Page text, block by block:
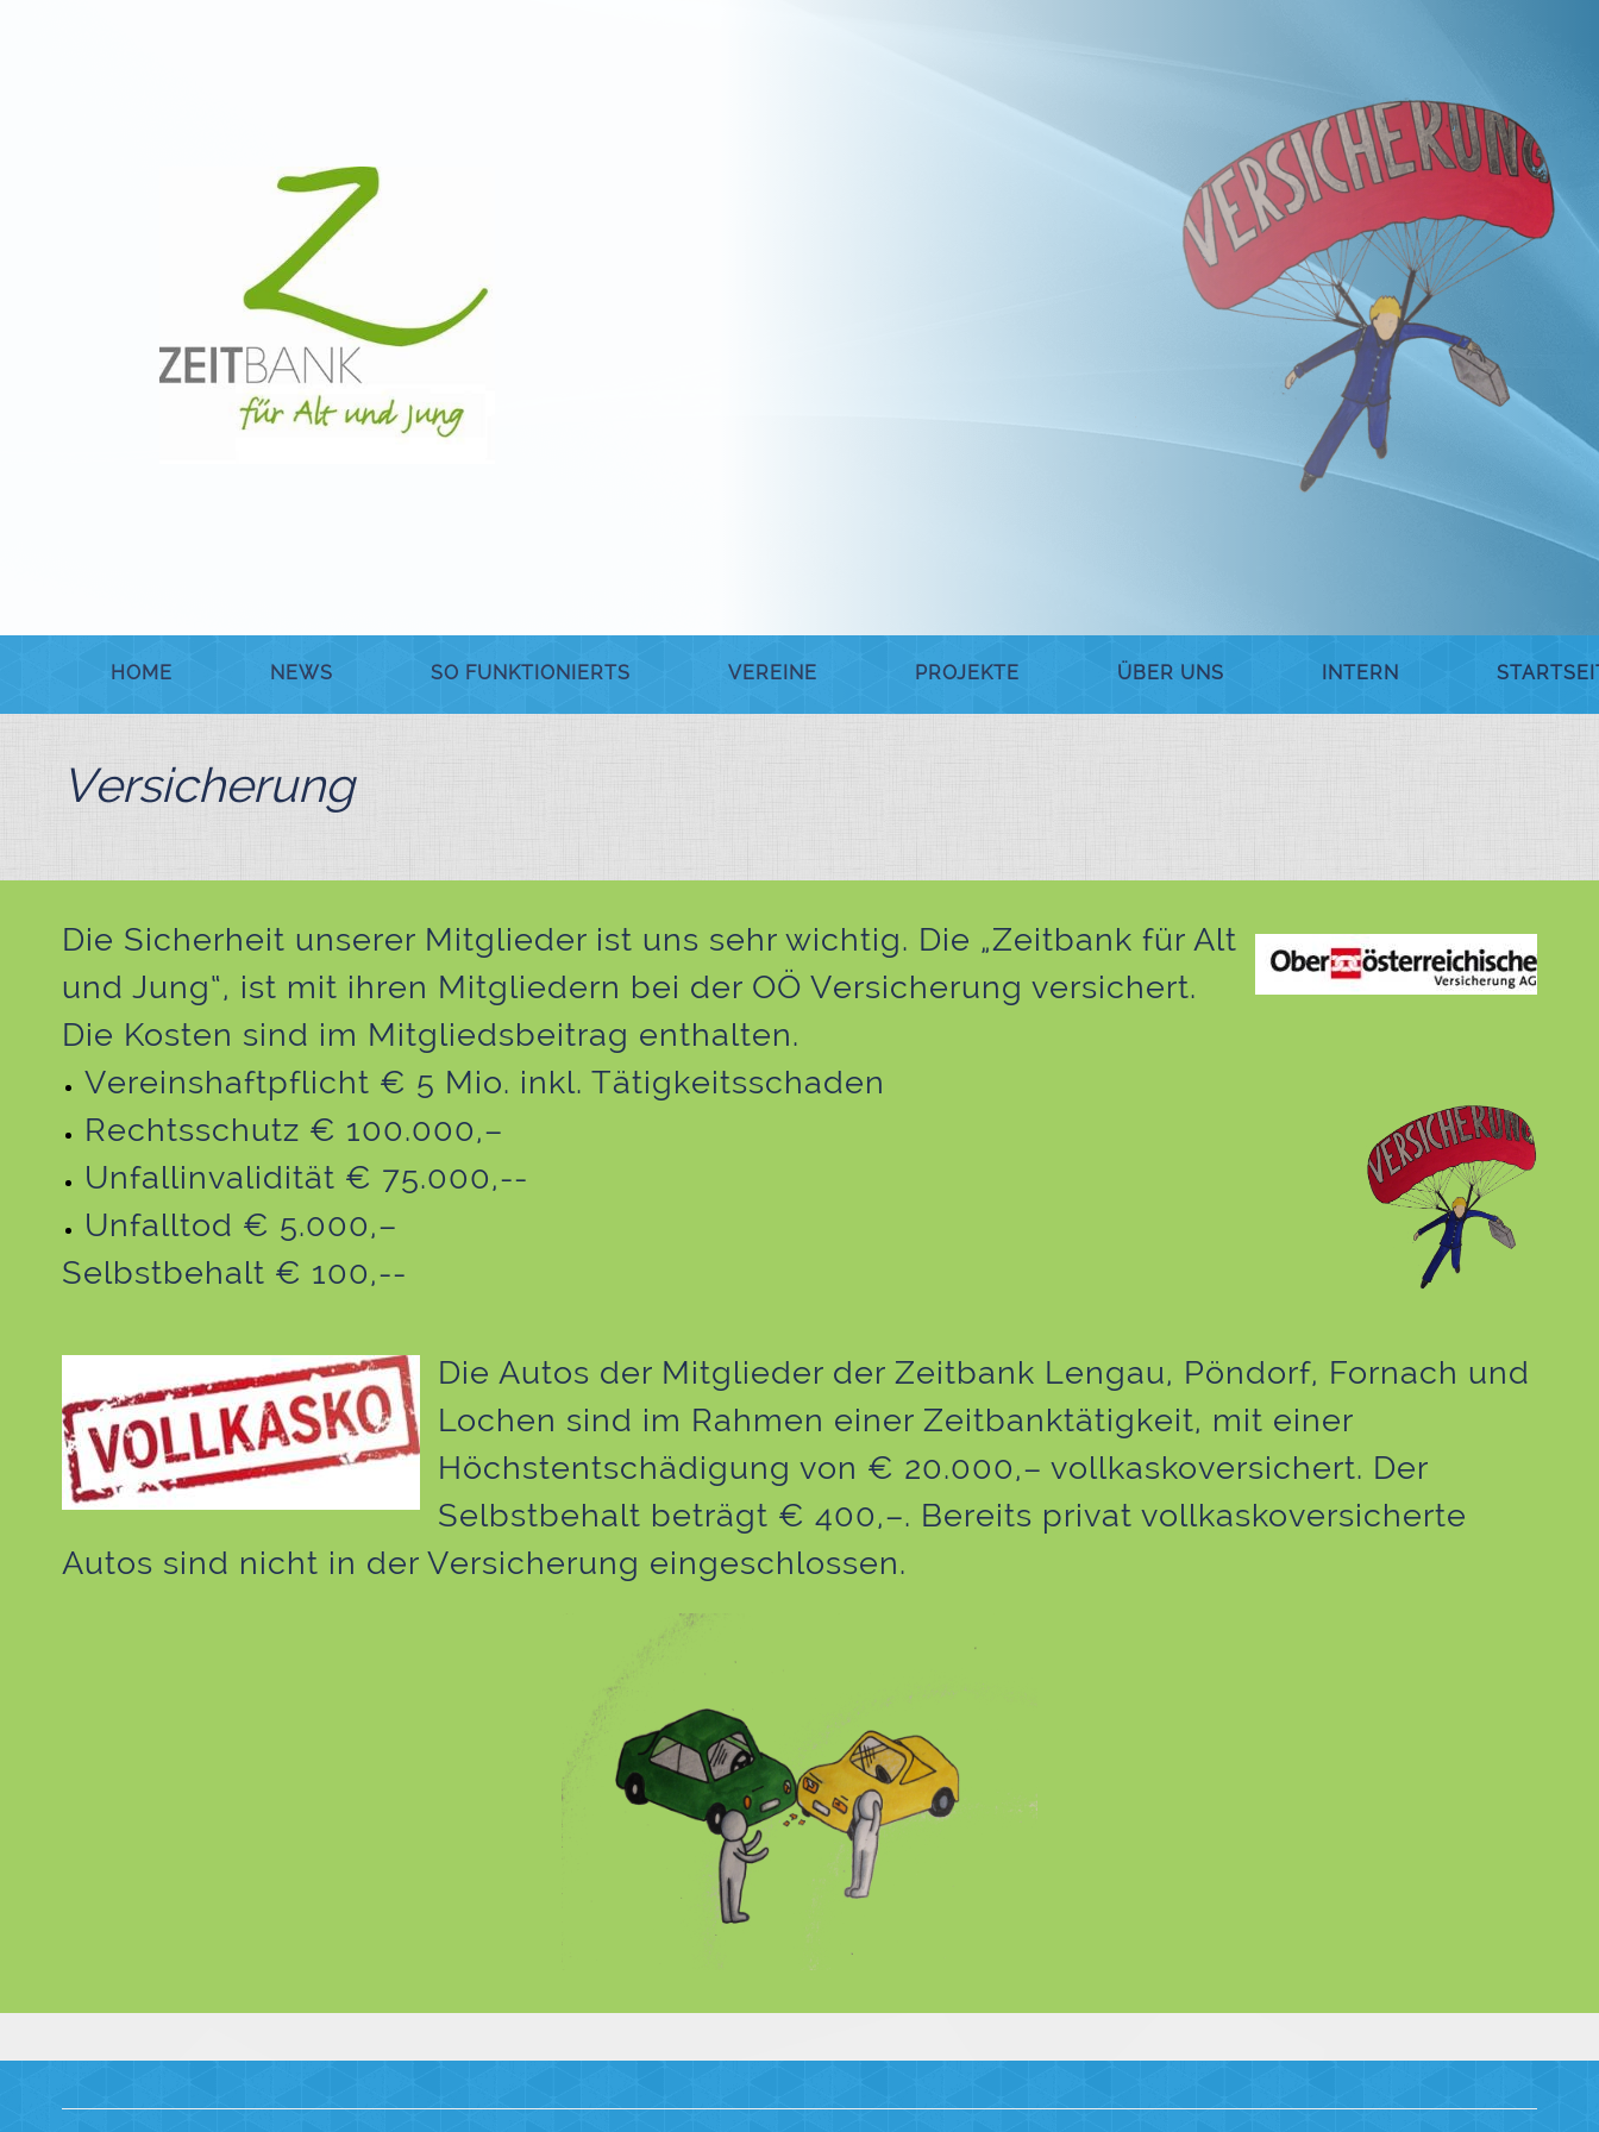
HOME NEWS SO FUNKTIONIERTS VEREINE PROJEKTE ÜBER UNS INTERN
Versicherung
Die Sicherheit unserer Mitglieder ist uns sehr wichtig. Die „Zeitbank für Alt
und Jung“, ist mit ihren Mitgliedern bei der OÖ Versicherung versichert.
Die Kosten sind im Mitgliedsbeitrag enthalten.
Vereinshaftpflicht € 5 Mio. inkl. Tätigkeitsschaden
Rechtsschutz € 100.000,–
Unfallinvalidität € 75.000,--
Unfalltod € 5.000,–
Selbstbehalt € 100,--
Die Autos der Mitglieder der Zeitbank Lengau, Pöndorf, Fornach und
Lochen sind im Rahmen einer Zeitbanktätigkeit, mit einer
Höchstentschädigung von € 20.000,– vollkaskoversichert. Der
Selbstbehalt beträgt € 400,–. Bereits privat vollkaskoversicherte
Autos sind nicht in der Versicherung eingeschlossen.